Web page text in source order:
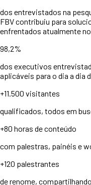
dos entrevistados na
FBV contribuiu para
enfrentados atualmente
98,2%
dos executivos
aplicáveis para o dia a dia
+11.500 visitantes
qualificados, todos em
+80 horas de conteúdo
com palestras, painéis e
+120 palestrantes
de renome,